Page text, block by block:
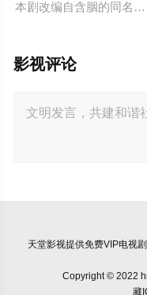
本剧改编自含胭的同名
影视评论
天堂影视提供免费VIP电视
Copyright © 2022
藏